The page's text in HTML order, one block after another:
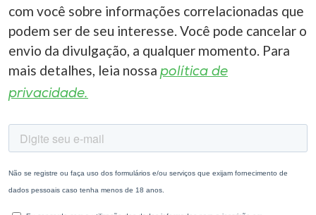
com você sobre informações correlacionadas que
podem ser de seu interesse. Você pode cancelar o
envio da divulgação, a qualquer momento. Para
mais detalhes, leia nossa política de
privacidade.